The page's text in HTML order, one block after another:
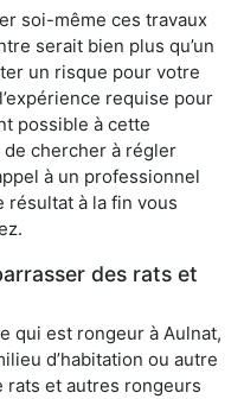
soi-même ces travaux
serait bien plus qu’un
un risque pour votre
requise pour
possible à cette
chercher à régler
à un professionnel
résultat à la fin vous
des rats et
qui est rongeur à Aulnat,
d’habitation ou autre
rats et autres rongeurs